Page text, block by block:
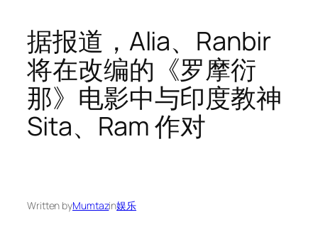
据报道，Alia、Ranbir
将在改编的《罗摩衍
那》电影中与印度教神
Sita、Ram 作对
Written byMumtazin娱乐